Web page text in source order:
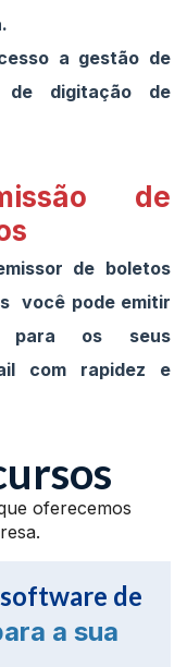
a gestão de
digitação de
de
de boletos
você pode emitir
para os seus
com rapidez e
oferecemos
de
a sua